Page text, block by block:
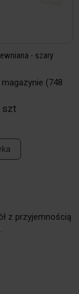
- szary
(748
szt
z przyjemnością